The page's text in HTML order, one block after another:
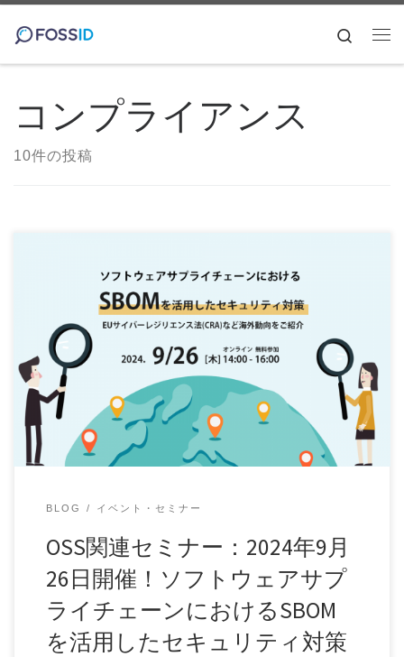
コンテンツへスキップ
Search
コンプライアンス
10件の投稿
BLOG イベント・セミナー
OSS関連セミナー：2024年9月
26日開催！ソフトウェアサプ
ライチェーンにおけるSBOM
を活用したセキュリティ対策